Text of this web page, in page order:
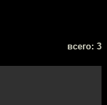
всего: 3